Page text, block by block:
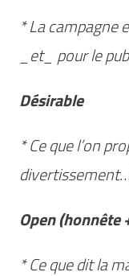
* La campagne
_et_ pour le
Désirable
* Ce que l’on
Open (honnête
* Ce que dit la